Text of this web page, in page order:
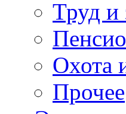
Труд и
Охота
Прочее